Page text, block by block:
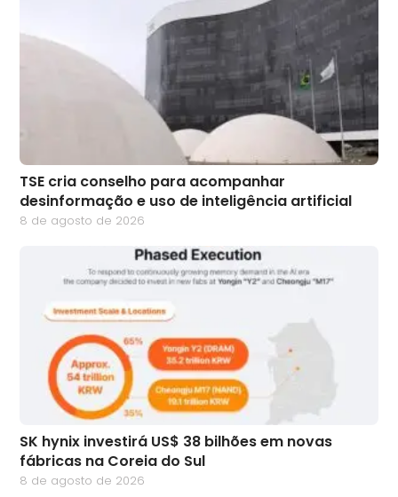
TSE cria conselho para acompanhar
desinformação e uso de inteligência artificial
8 de agosto de 2026
SK hynix investirá US$ 38 bilhões em novas
fábricas na Coreia do Sul
8 de agosto de 2026